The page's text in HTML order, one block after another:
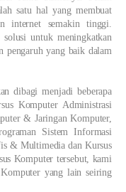
satu hal yang membuat
internet semakin tinggi.
untuk meningkatkan
pengaruh yang baik dalam
dibagi menjadi beberapa
Komputer Administrasi
& Jaringan Komputer,
Sistem Informasi
& Multimedia dan Kursus
Komputer tersebut, kami
yang lain seiring